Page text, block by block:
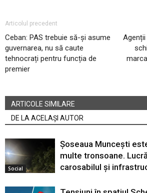
Articolul precedent
Ceban: PAS trebuie să-și asume
guvernarea, nu să caute
tehnocrați pentru funcția de
premier
ARTICOLE SIMILARE
DE LA ACELAȘI AUTOR
Social
Șoseaua Muncești
multe tronsoane.
carosabilul și